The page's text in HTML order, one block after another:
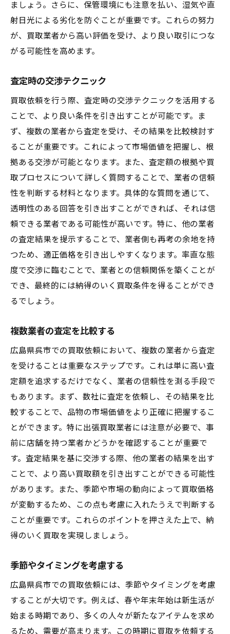
ましょう。さらに、保管環境にも注意を払い、湿気や直
射日光による劣化を防ぐことが重要です。これらの努力
が、買取業者から高い評価を受け、より良い取引につな
がる可能性を高めます。
査定時の交渉テクニック
買取依頼を行う際、査定時の交渉テクニックを活用する
ことで、より良い条件を引き出すことが可能です。ま
ず、複数の業者から査定を受け、その結果を比較検討す
ることが重要です。これによって市場価値を把握し、根
拠ある交渉が可能となります。また、査定額の根拠や買
取プロセスについて詳しく質問することで、業者の信頼
性を判断する材料となります。具体的な質問を通じて、
透明性のある回答を引き出すことができれば、それは信
頼できる業者である可能性が高いです。特に、他の業者
の査定結果を提示することで、業者側も再考の余地を持
つため、適正価格を引き出しやすくなります。率直な態
度で交渉に臨むことで、業者との信頼関係を築くことが
でき、最終的には納得のいく買取条件を得ることができ
るでしょう。
複数業者の査定を比較する
広島県呉市での買取依頼において、複数の業者から査定
を受けることは重要なステップです。これは単に高い査
定額を追求するだけでなく、業者の信頼性を測る手段で
もあります。まず、数社に査定を依頼し、その結果を比
較することで、品物の市場価値をより正確に把握するこ
とができます。特に出張買取業者には注意が必要で、事
前に店舗を持つ業者かどうかを確認することが重要で
す。査定結果を基に交渉する際、他の業者の結果を出す
ことで、より高い買取額を引き出すことができる可能性
があります。また、季節や市場の動向によって買取価格
が変動するため、この点も考慮に入れたうえで判断する
ことが重要です。これらのポイントを押さえた上で、納
得のいく買取を実現しましょう。
季節やタイミングを考慮する
広島県呉市での買取依頼には、季節やタイミングを考慮
することが大切です。例えば、春や年末年始は新生活が
始まる時期であり、多くの人々が新たなアイテムを求め
るため、需要が高まります。この時期に買取を依頼する